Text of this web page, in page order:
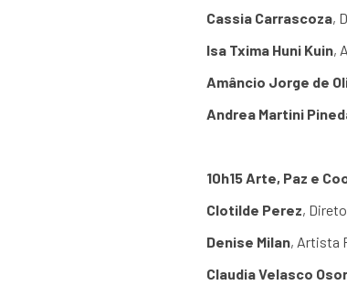
Cassia Carrascoza,
Isa Txima Huni Kuin,
Amâncio Jorge de
Andrea Martini
10h15 Arte, Paz e
Clotilde Perez,
Denise Milan, Artista
Claudia Velasco